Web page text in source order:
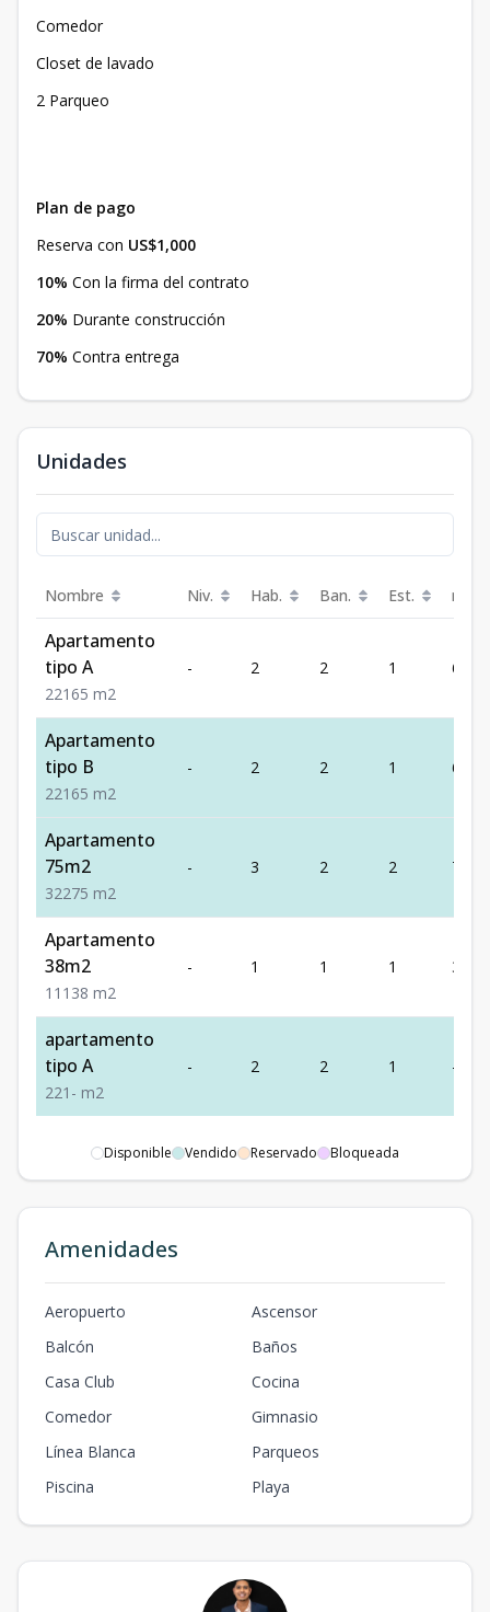
Comedor
Closet de lavado
2 Parqueo
Plan de pago
Reserva con US$1,000
10% Con la firma del contrato
20% Durante construcción
70% Contra entrega
Unidades
Nombre Niv. Hab. Ban. Est. m²
Apartamento
tipo A
221 65 m2
- 2 2 1 65
Apartamento
tipo B
221 65 m2
- 2 2 1 65
Apartamento
75m2
32275 m2
- 3 2 2 75
Apartamento
38m2
1 1 1 38 m2
- 1 1 1 38
apartamento
tipo A
221 - m2
- 2 2 1 -
Disponible Vendido Reservado Bloqueada
Amenidades
Aeropuerto
Ascensor
Balcón
Baños
Casa Club
Cocina
Comedor
Gimnasio
Línea Blanca
Parqueos
Piscina
Playa